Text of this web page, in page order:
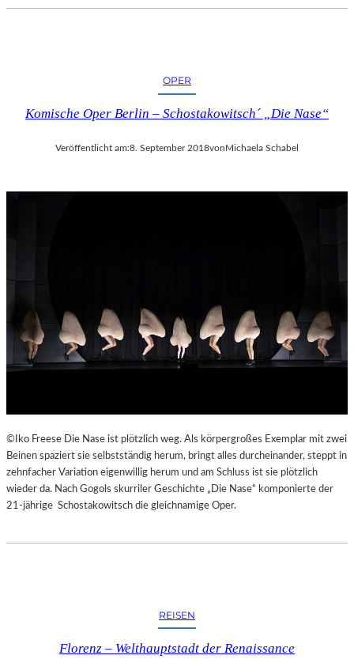
C
E
E
I
U
M
G
E
H
T
OPER
Komische Oper Berlin – Schostakowitsch´ „Die Nase“
Veröffentlicht am:8. September 2018von Michaela Schabel
©Iko Freese Die Nase ist plötzlich weg. Als körpergroßes Exemplar mit zwei
Beinen spaziert sie selbstständig herum, bringt alles durcheinander, steppt in
zehnfacher Variation eigenwillig herum und am Schluss ist sie plötzlich
wieder da. Nach Gogols skurriler Geschichte „Die Nase“ komponierte der
21-jährige Schostakowitsch die gleichnamige Oper.
REISEN
Florenz – Welthauptstadt der Renaissance